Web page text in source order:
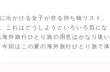
出かける女子が作る持ち物リスト。
これはどうしようといろいろ気にな
海外旅行ひとり旅の用意はかなり迷い
今回はこの夏の海外旅行ひとり旅で体